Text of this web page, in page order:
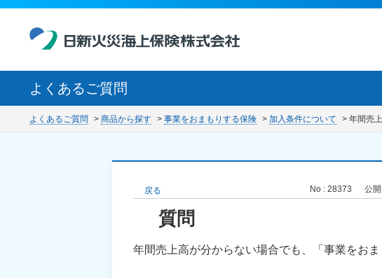
よくあるご質問
よくあるご質問 > 商品から探す > 事業をおまもりする保険 > 加入条件について > 年間売
戻る No : 28373 公
年間売上高が分からない場合でも、「事業をお